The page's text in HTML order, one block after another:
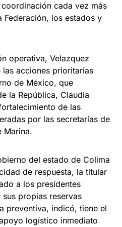
cada vez más
Federación, los estados y
operativa, Velazquez
acciones prioritarias
de México, que
la República, Claudia
de las
por las secretarías de
Marina.
del estado de Colima
de respuesta, la titular
a los presidentes
propias reservas
preventiva, indicó, tiene el
logístico inmediato